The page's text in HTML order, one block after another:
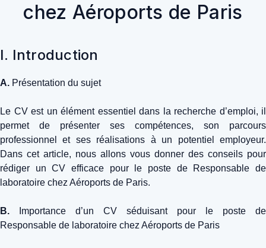
chez Aéroports de Paris
I. Introduction
A. Présentation du sujet
Le CV est un élément essentiel dans la recherche d’emploi, il
permet de présenter ses compétences, son parcours
professionnel et ses réalisations à un potentiel employeur.
Dans cet article, nous allons vous donner des conseils pour
rédiger un CV efficace pour le poste de Responsable de
laboratoire chez Aéroports de Paris.
B. Importance d’un CV séduisant pour le poste de
Responsable de laboratoire chez Aéroports de Paris